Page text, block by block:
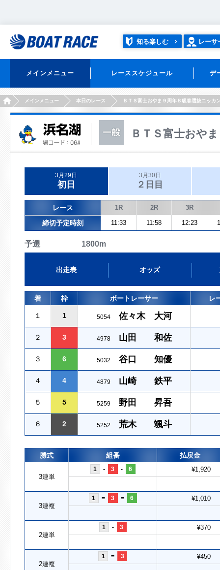
知る楽しむ レーサ
メインメニュー レーススケジュール デ
HOMEメインメニュー 本日のレース ＢＴＳ富士おやま９周年Ｂ級春選抜ニッカ
ＢＴＳ富士おや
3月29日
初日
3月30日
２日目
レース 1R 2R 3R
締切予定時刻 11:33 11:58 12:23
予選 1800m
出走表 オッズ
着 枠 ボートレーサー レ
１ 1 5054 佐々木 大河
２ 3 4978 山田 和佐
３ 6 5032 谷口 知優
４ 4 4879 山崎 鉄平
５ 5 5259 野田 昇吾
６ 2 5252 荒木 颯斗
勝式 組番 払戻金
3連単
1 - 3 - 6 ¥1,920
3連複
1 = 3 = 6 ¥1,010
2連単
1 - 3 ¥370
2連複
1 = 3 ¥450